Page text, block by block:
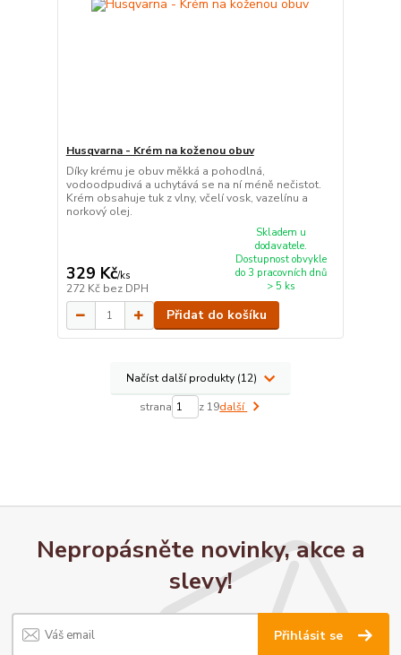
Husqvarna - Krém na koženou obuv
Díky krému je obuv měkká a pohodlná,
vodoodpudivá a uchytává se na ní méně nečistot.
Krém obsahuje tuk z vlny, včelí vosk, vazelínu a
norkový olej.
329 Kč/ks
272 Kč bez DPH
Skladem u
dodavatele.
Dostupnost obvykle
do 3 pracovních dnů
> 5 ks
Přidat do košíku
Načíst další produkty (12)
strana z 19další
Nepropásněte novinky, akce a
slevy!
Přihlásit se